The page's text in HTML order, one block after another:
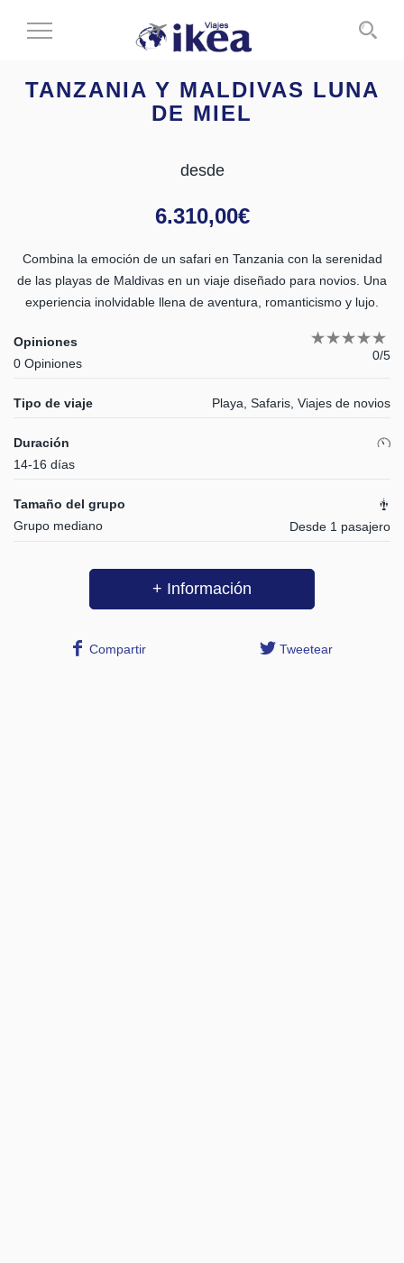
Cambiar
de
TANZANIA Y MALDIVAS LUNA
DE MIEL
desde
6.310,00€
Combina la emoción de un safari en Tanzania con la serenidad
de las playas de Maldivas en un viaje diseñado para novios. Una
experiencia inolvidable llena de aventura, romanticismo y lujo.
Opiniones
0 Opiniones
0/5
Tipo de viaje Playa, Safaris, Viajes de novios
Duración
14-16 días
Tamaño del grupo
Grupo mediano
Desde 1 pasajero
+ Información
Compartir Tweetear